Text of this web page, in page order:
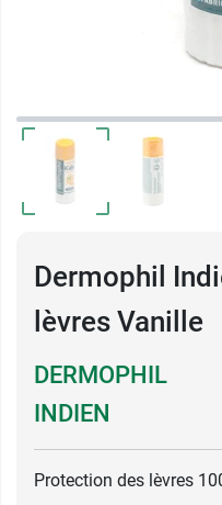
Dermophil
lèvres Vanille
DERMOPHIL
INDIEN
Protection des lèvres